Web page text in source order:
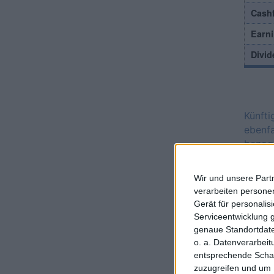
Wir und unsere
verarbeiten
Gerät für
Serviceentwicklung
genaue
o. a.
entsprechende
zuzugreifen und um
für
die